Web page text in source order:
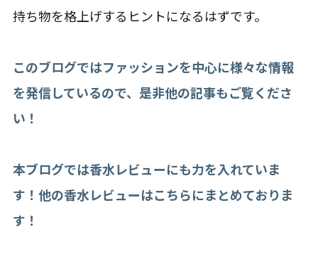
持ち物を格上げするヒントになるはずです。
このブログではファッションを中心に様々な情報
を発信しているので、是非他の記事もご覧くださ
い！
本ブログでは香水レビューにも力を入れていま
す！他の香水レビューはこちらにまとめておりま
す！